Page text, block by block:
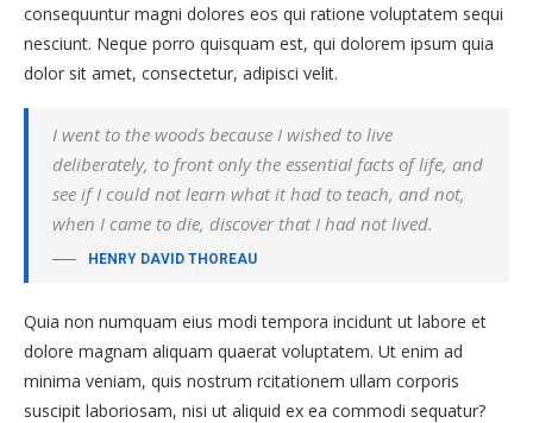
consequuntur magni dolores eos qui ratione voluptatem sequi
nesciunt. Neque porro quisquam est, qui dolorem ipsum quia
dolor sit amet, consectetur, adipisci velit.
I went to the woods because I wished to live
deliberately, to front only the essential facts of life, and
see if I could not learn what it had to teach, and not,
when I came to die, discover that I had not lived.
HENRY DAVID THOREAU
Quia non numquam eius modi tempora incidunt ut labore et
dolore magnam aliquam quaerat voluptatem. Ut enim ad
minima veniam, quis nostrum rcitationem ullam corporis
suscipit laboriosam, nisi ut aliquid ex ea commodi sequatur?